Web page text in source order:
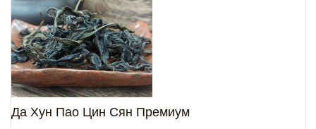
Да Хун Пао Цин Сян Премиум